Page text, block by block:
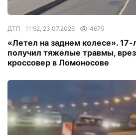
ДТП 11:52, 23.07.2026 4675
«Летел на заднем колесе».
получил тяжелые травмы,
кроссовер в Ломоносове